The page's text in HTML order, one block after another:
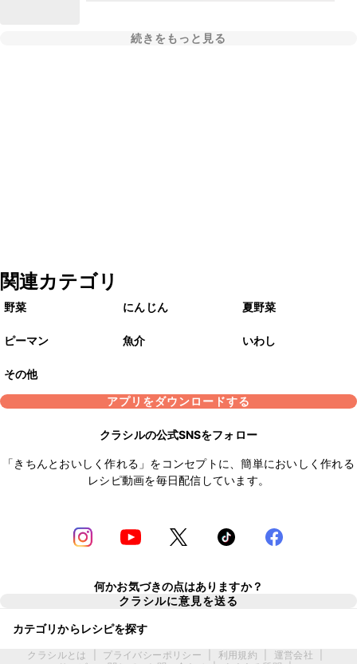
続きをもっと見る
関連カテゴリ
野菜 にんじん 夏野菜
ピーマン 魚介 いわし
その他
アプリをダウンロードする
クラシルの公式SNSをフォロー
「きちんとおいしく作れる」をコンセプトに、簡単においしく作れる
レシピ動画を毎日配信しています。
何かお気づきの点はありますか？
クラシルに意見を送る
カテゴリからレシピを探す
クラシルとは プライバシーポリシー 利用規約 運営会社